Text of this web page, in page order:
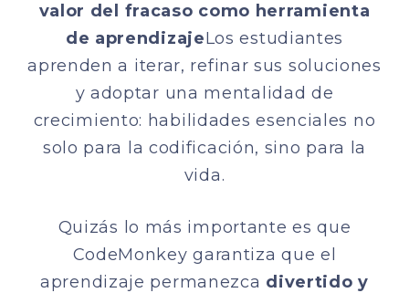
valor del fracaso como herramienta
de aprendizajeLos estudiantes
aprenden a iterar, refinar sus soluciones
y adoptar una mentalidad de
crecimiento: habilidades esenciales no
solo para la codificación, sino para la
vida.
Quizás lo más importante es que
CodeMonkey garantiza que el
aprendizaje permanezca divertido y